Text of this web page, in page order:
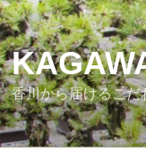
香川から届けるこ